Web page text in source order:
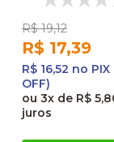
R$ 19,12
R$ 17,39
R$ 16,52 no PIX
OFF)
ou 3x de R$
juros